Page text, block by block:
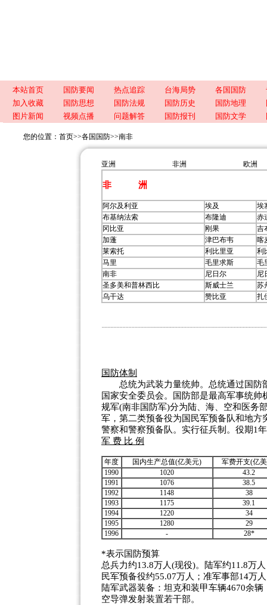
本站首页 国防要闻 热点追踪 台海局势 各国国防
加入收藏
国防思想 国防法规 国防历史 国防地理
图片新闻
视频点播 问题解答 国防报刊 国防文学
您的位置： 首页>>各国国防>>南非
亚洲 非洲 欧洲
非 洲
阿尔及利亚 埃及
埃
布基纳法索
布隆迪
赤
冈比亚
刚果
吉
加蓬
津巴布韦
喀
莱索托
利比里亚
利
马里
毛里求斯
毛
南非
尼日尔
尼
圣多美和普林西比
斯威士兰
苏
乌干达
赞比亚 扎
国防体制
总统为武装力量统帅。总统通过国防
国家安全委员会。国防部是最高军事统
规军(南非国防军)分为陆、海、空和医务
军，第二类预备役为国民军预备队和地
警察和警察预备队。实行征兵制。役期1
军 费 比 例
年度 国内生产总值(亿美元)
军费开支(亿
1990
1020
43.2
1991
1076
38.5
1992
1148
38
1993
1175
39.1
1994
1220
34
1995
1280
29
1996
- 28*
*表示国防预算
总兵力约13.8万人(现役)。陆军约11.8万
民军预备役约55.07万人；准军事部14万
陆军武器装备：坦克和装甲车辆4670余
空导弹发射装置若干部。